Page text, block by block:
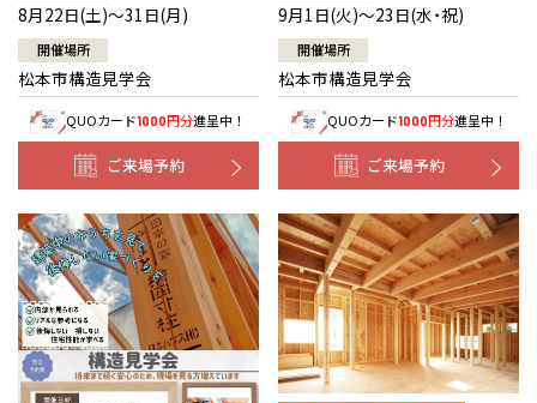
8月22日(土)～31日(月)
開催場所
松本市構造見学会
QUOカード1000円分進呈中！
ご来場予約
9月1日(火)～23日(水・祝)
開催場所
松本市構造見学会
QUOカード1000円分進呈中！
ご来場予約